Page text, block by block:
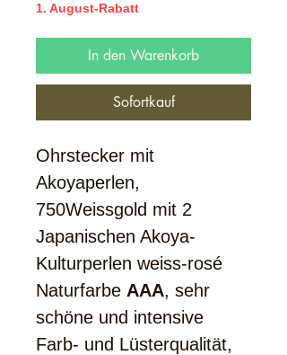
1. August-Rabatt
In den Warenkorb
Sofortkauf
Ohrstecker mit
Akoyaperlen,
750Weissgold mit 2
Japanischen Akoya-
Kulturperlen weiss-rosé
Naturfarbe AAA, sehr
schöne und intensive
Farb- und Lüsterqualität,